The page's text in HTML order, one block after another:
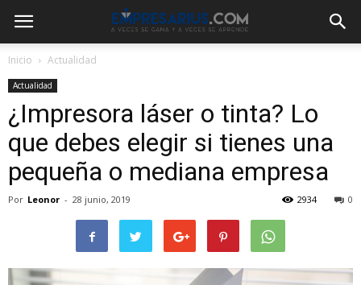
Inicio Actualidad
Actualidad
¿Impresora láser o tinta? Lo
que debes elegir si tienes una
pequeña o mediana empresa
Por Leonor - 28 junio, 2019 0
2934